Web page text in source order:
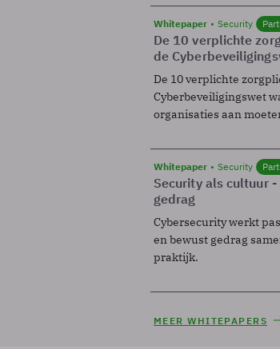
Whitepaper Security
De 10 verplichte
de
De 10 verplichte
Cyberbeveiligingswet
organisaties aan
Whitepaper Security
Security als cultuur
gedrag
Cybersecurity werkt
en bewust gedrag
praktijk.
MEER WHITEPAPERS